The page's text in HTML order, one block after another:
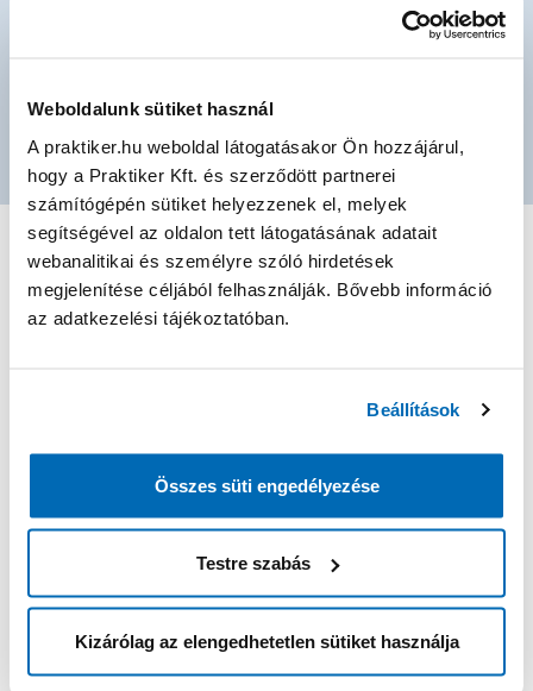
Weboldalunk sütiket használ
A praktiker.hu weboldal látogatásakor Ön hozzájárul,
hogy a Praktiker Kft. és szerződött partnerei
számítógépén sütiket helyezzenek el, melyek
segítségével az oldalon tett látogatásának adatait
webanalitikai és személyre szóló hirdetések
megjelenítése céljából felhasználják. Bővebb információ
az adatkezelési tájékoztatóban.
Beállítások
Összes süti engedélyezése
Testre szabás
Kizárólag az elengedhetetlen sütiket használja
Gyakori kérdések
megfelel a munkakör követelményeinek.
Teljes munkaidős, részmunkaidős és gyakornoki
pozíciók.
Hogyan tudok jelentkezni egy állásra?
A jelentkezés a karrier oldalunkon keresztül történik.
Keresd meg a megfelelő pozíciót, és töltsd ki az online
jelentkezési űrlapot.
Általában 1-2 héten belül válaszolunk a
jelentkezésekre.
Milyen típusú interjúkra számíthatok?